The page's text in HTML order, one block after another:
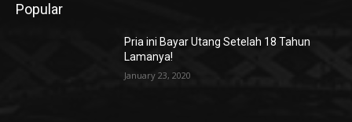
Popular
Pria ini Bayar Utang Setelah 18 Tahun
Lamanya!
January 23, 2020